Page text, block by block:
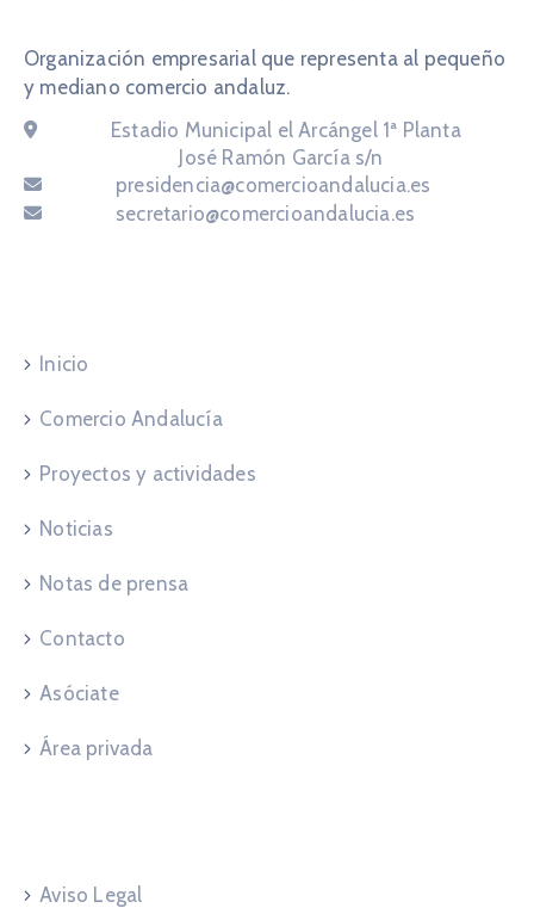
Organización empresarial que representa al pequeño
y mediano comercio andaluz.
Estadio Municipal el Arcángel 1ª Planta
José Ramón García s/n
presidencia@comercioandalucia.es
secretario@comercioandalucia.es
Inicio
Comercio Andalucía
Proyectos y actividades
Noticias
Notas de prensa
Contacto
Asóciate
Área privada
Aviso Legal